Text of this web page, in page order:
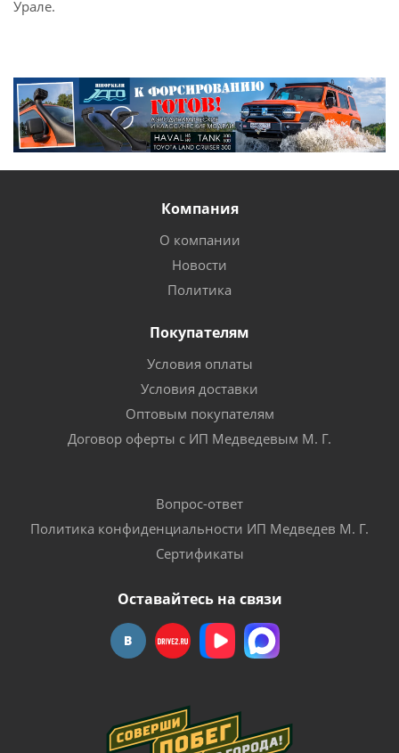
Урале.
Компания
О компании
Новости
Политика
Покупателям
Условия оплаты
Условия доставки
Оптовым покупателям
Договор оферты с ИП Медведевым М. Г.
Вопрос-ответ
Политика конфиденциальности ИП Медведев М. Г.
Сертификаты
Оставайтесь на связи